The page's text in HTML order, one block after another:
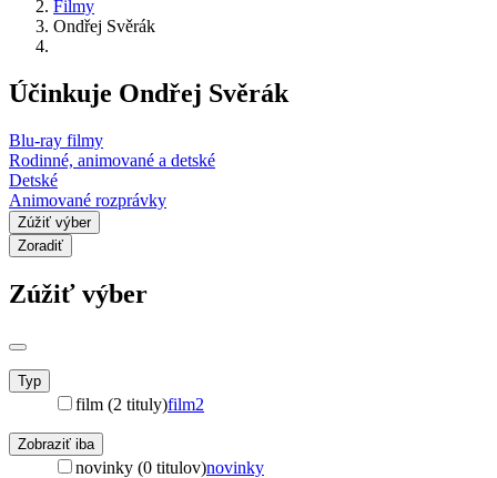
Filmy
Ondřej Svěrák
Účinkuje Ondřej Svěrák
Blu-ray filmy
Rodinné, animované a detské
Detské
Animované rozprávky
Zúžiť výber
Zoradiť
Zúžiť výber
Typ
film (2 tituly)film2
Zobraziť iba
novinky (0 titulov)novinky